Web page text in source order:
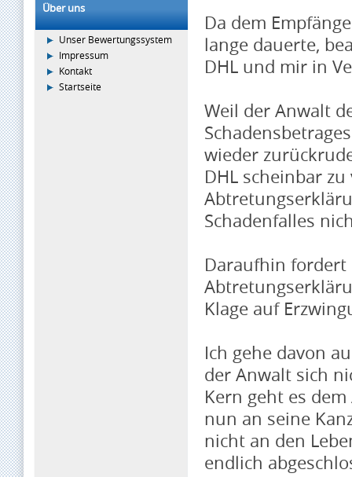
Über uns
Unser Bewertungssystem
Impressum
Kontakt
Startseite
Da dem
lange dauerte,
DHL und mir in
Weil der Anwalt
wieder
DHL scheinbar
Schadenfalles
Daraufhin fordert
Klage auf
Ich gehe davon
der Anwalt sich
Kern geht es
nun an seine
nicht an den
endlich